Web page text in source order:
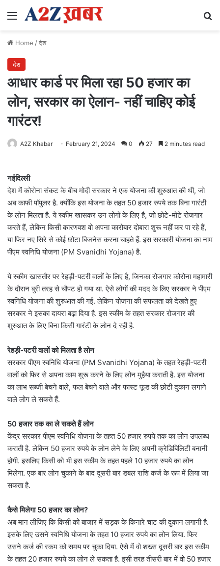
Menu
Home /देश
देश
आधार कार्ड पर मिला रहा 50 हजार का
लोन, सरकार का ऐलान- नहीं चाहिए कोई
गारंटर!
A2Z Khabar February 21, 2024 0 27 2 minutes read
नईदिल्ली
देश में कोरोना संकट के बीच मोदी सरकार ने एक योजना की शुरुआत की थी, जो
अब काफी पॉपुलर है. क्योंकि इस योजना के तहत 50 हजार रुपये तक बिना गारंटी
के लोन मिलता है. ये स्कीम खासकर उन लोगों के लिए है, जो छोटे-मोटे रोजगार
करते हैं, लेकिन किसी कारणवश वो अपना कारोबार दोबारा शुरू नहीं कर पा रहे हैं,
या फिर नए सिरे से कोई छोटा बिजनेस करना चाहते हैं. इस सरकारी योजना का नाम
पीएम स्वनिधि योजना (PM Svanidhi Yojana) है.
ये स्कीम खासतौर पर रेहड़ी-पटरी वालों के लिए है, जिनका रोजगार कोरोना महामारी
के दौरान बुरी तरह से चौपट हो गया था. ऐसे लोगों की मदद के लिए सरकार ने पीएम
स्वनिधि योजना की शुरुआत की गई. लेकिन योजना की सफलता को देखते हुए
सरकार ने इसका दायरा बढ़ा दिया है. इस स्कीम के तहत सरकार रोजगार की
शुरुआत के लिए बिना किसी गारंटी के लोन दे रही है.
रेहड़ी-पटरी वालों को मिलता है लोन
सरकार पीएम स्वनिधि योजना (PM Svanidhi Yojana) के तहत रेहड़ी-पटरी
वालों को फिर से अपना काम शुरू करने के लिए लोन मुहैया कराती है. इस योजना
का लाभ सब्जी बेचने वाले, फल बेचने वाले और फास्ट फूड की छोटी दुकान लगाने
वाले लोग ले सकते हैं.
50 हजार तक का ले सकते हैं लोन
केंद्र सरकार पीएम स्वनिधि योजना के तहत 50 हजार रुपये तक का लोन उपलब्ध
कराती है. लेकिन 50 हजार रुपये के लोन लेने के लिए अपनी क्रेडिबिलिटी बनानी
होगी. इसलिए किसी को भी इस स्कीम के तहत पहले 10 हजार रुपये का लोन
मिलेगा. एक बार लोन चुकाने के बाद दूसरी बार डबल राशि कर्ज के रूप में लिया जा
सकता है.
कैसे मिलेगा 50 हजार का लोन?
अब मान लीजिए कि किसी को बाजार में सड़क के किनारे चाट की दुकान लगानी है.
इसके लिए उसने स्वनिधि योजना के तहत 10 हजार रुपये का लोन लिया. फिर
उसने कर्ज की रकम को समय पर चुका दिया. ऐसे में वो शख्स दूसरी बार इस स्कीम
के तहत 20 हजार रुपये का लोन ले सकता है. इसी तरह तीसरी बार में वो 50 हजार